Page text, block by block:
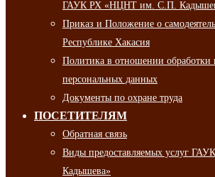
ГАУК РХ «НЦНТ им. С.П.
Приказ и Положение о
Республике Хакасия
Политика в отношении
персональных данных
Документы по охране труда
ПОСЕТИТЕЛЯМ
Обратная связь
Виды предоставляемых услуг
Кадышева»